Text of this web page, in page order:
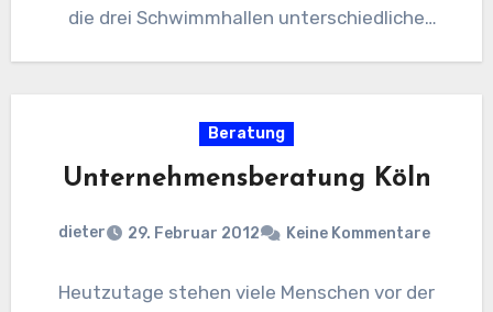
die drei Schwimmhallen unterschiedliche
Beratung
Unternehmensberatung Köln
dieter 29. Februar 2012 Keine Kommentare
Heutzutage stehen viele Menschen vor der